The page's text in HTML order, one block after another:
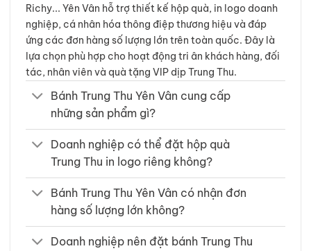
Richy... Yên Vân hỗ trợ thiết kế hộp quà, in logo doanh
nghiệp, cá nhân hóa thông điệp thương hiệu và đáp
ứng các đơn hàng số lượng lớn trên toàn quốc. Đây là
lựa chọn phù hợp cho hoạt động tri ân khách hàng, đối
tác, nhân viên và quà tặng VIP dịp Trung Thu.
Bánh Trung Thu Yên Vân cung cấp
những sản phẩm gì?
Doanh nghiệp có thể đặt hộp quà
Trung Thu in logo riêng không?
Bánh Trung Thu Yên Vân có nhận đơn
hàng số lượng lớn không?
Doanh nghiệp nên đặt bánh Trung Thu